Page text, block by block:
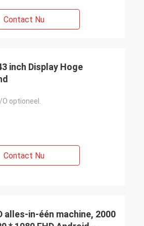
Contact Nu
inch Display Hoge
O optioneel.
Contact Nu
in-één machine, 2000